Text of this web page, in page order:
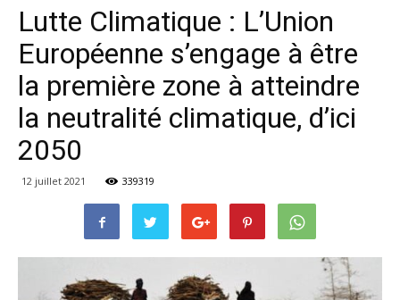
Lutte Climatique : L’Union
Européenne s’engage à être
la première zone à atteindre
la neutralité climatique, d’ici
2050
12 juillet 2021 339319